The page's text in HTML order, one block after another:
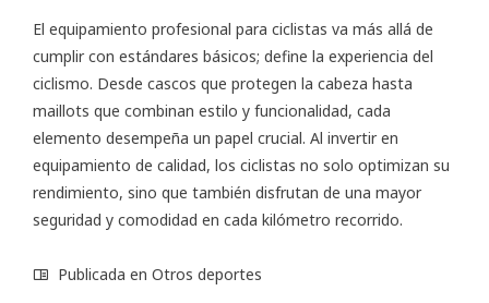
El equipamiento profesional para ciclistas va más allá de
cumplir con estándares básicos; define la experiencia del
ciclismo. Desde cascos que protegen la cabeza hasta
maillots que combinan estilo y funcionalidad, cada
elemento desempeña un papel crucial. Al invertir en
equipamiento de calidad, los ciclistas no solo optimizan su
rendimiento, sino que también disfrutan de una mayor
seguridad y comodidad en cada kilómetro recorrido.
Publicada en Otros deportes